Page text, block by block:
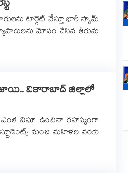
టార్గెట్ చేస్తూ భారీ స్కామ్
మోసం చేసిన తీరును
వికారాబాద్ జిల్లాలో
ఎంత నిఘా ఉంచినా రహస్యంగా
నుంచి మహిళల వరకు